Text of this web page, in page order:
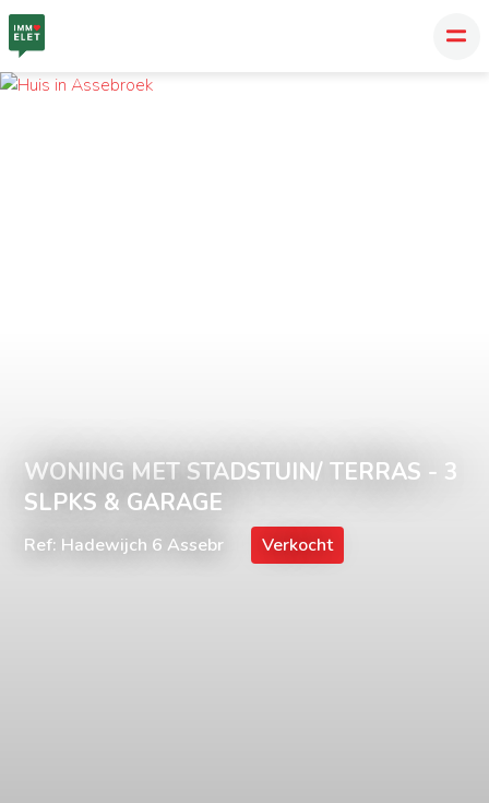
WONING MET STADSTUIN/ TERRAS - 3
SLPKS & GARAGE
Ref: Hadewijch 6 Assebr Verkocht